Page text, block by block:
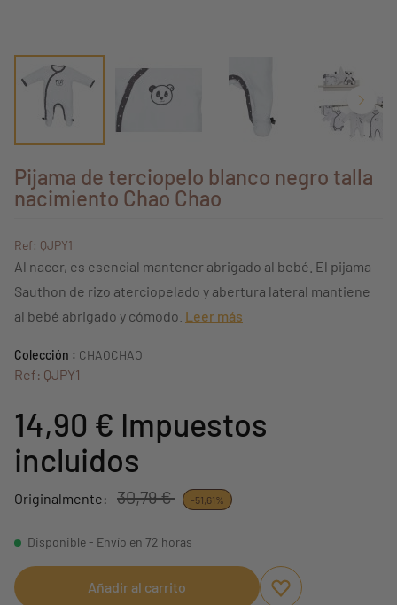
Pijama de terciopelo blanco negro talla
nacimiento Chao Chao
Ref: QJPY1
Al nacer, es esencial mantener abrigado al bebé. El pijama
Sauthon de rizo aterciopelado y abertura lateral mantiene
al bebé abrigado y cómodo. Leer más
Colección : CHAOCHAO
Ref: QJPY1
14,90 € Impuestos
incluidos
Originalmente: 30,79 € -51,61%
Disponible - Envío en 72 horas
Añadir al carrito
Aggiungi ai
borrar favoritos